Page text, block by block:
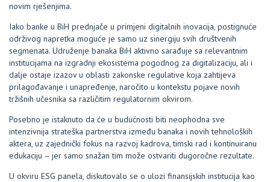
novim rješenjima.
Iako banke u BiH prednjače u primjeni digitalnih inovacija, postignuće
održivog napretka moguće je samo uz sinergiju svih društvenih
segmenata. Udruženje banaka BiH aktivno sarađuje sa relevantnim
institucijama na izgradnji ekosistema pogodnog za digitalizaciju, ali i
dalje ostaje izazov u oblasti zakonske regulative koja zahtijeva
prilagođavanje i unapređenje, naročito u kontekstu pojave novih
tržišnih učesnika sa različitim regulatornim okvirom.
Posebno je istaknuto da će u budućnosti biti neophodna sve
intenzivnija strateška partnerstva između banaka i novih tehnoloških
aktera, uz zajednički fokus na razvoj kadrova, timski rad i kontinuiranu
edukaciju – jer samo snažan tim može ostvariti dugoročne rezultate.
U okviru ESG panela, diskutovalo se o ulozi finansijskih institucija kao